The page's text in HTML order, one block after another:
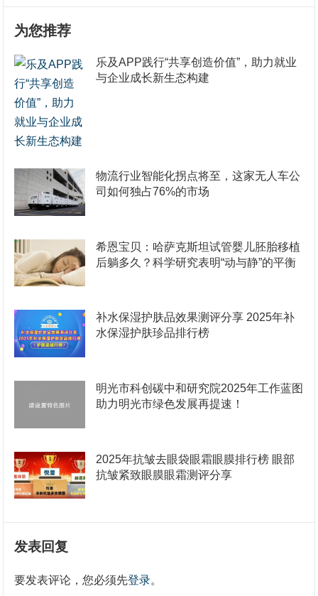
为您推荐
乐及APP践行“共享创造价值”，助力就业
与企业成长新生态构建
物流行业智能化拐点将至，这家无人车公
司如何独占76%的市场
希恩宝贝：哈萨克斯坦试管婴儿胚胎移植
后躺多久？科学研究表明“动与静”的平衡
补水保湿护肤品效果测评分享 2025年补
水保湿护肤珍品排行榜
明光市科创碳中和研究院2025年工作蓝图
助力明光市绿色发展再提速！
2025年抗皱去眼袋眼霜眼膜排行榜 眼部
抗皱紧致眼膜眼霜测评分享
发表回复
要发表评论，您必须先登录。